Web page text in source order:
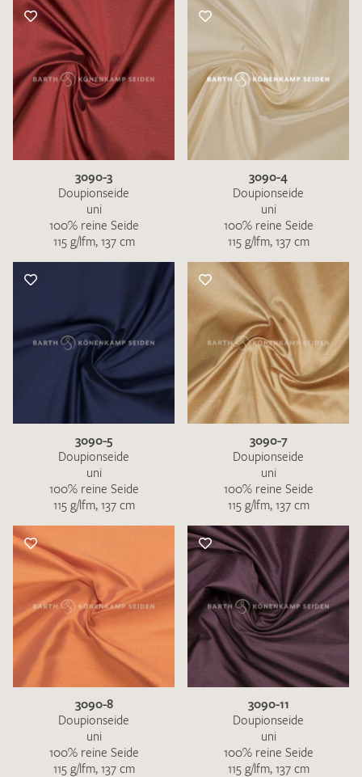
3090-3
Doupionseide
uni
100% reine Seide
115 g/lfm, 137 cm
3090-4
Doupionseide
uni
100% reine Seide
115 g/lfm, 137 cm
3090-5
Doupionseide
uni
100% reine Seide
115 g/lfm, 137 cm
3090-7
Doupionseide
uni
100% reine Seide
115 g/lfm, 137 cm
3090-8
Doupionseide
uni
100% reine Seide
115 g/lfm, 137 cm
3090-11
Doupionseide
uni
100% reine Seide
115 g/lfm, 137 cm